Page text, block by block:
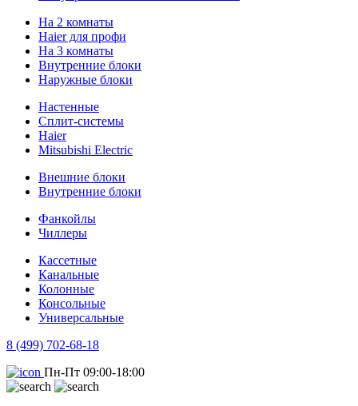
На 2 комнаты
Haier для профи
На 3 комнаты
Внутренние блоки
Наружные блоки
Настенные
Сплит-системы
Haier
Mitsubishi Electric
Внешние блоки
Внутренние блоки
Фанкойлы
Чиллеры
Кассетные
Канальные
Колонные
Консольные
Универсальные
8 (499) 702-68-18
Пн-Пт 09:00-18:00